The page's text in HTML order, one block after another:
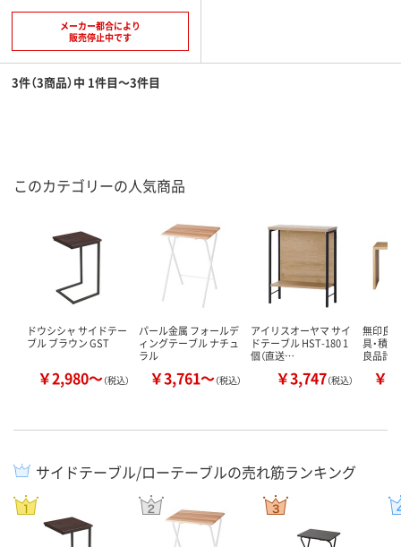
メーカー都合により
販売停止中です
3件（3商品）中 1件目～3件目
このカテゴリーの人気商品
ドウシシャ サイドテー
ブル ブラウン GST
￥2,980～（税込）
パール金属 フォールデ
ィングテーブル ナチュ
ラル
￥3,761～（税込）
アイリスオーヤマ サイ
ドテーブル HST-180 1
個（直送…
￥3,747（税込）
無印良
具・積
良品計画
￥
サイドテーブル/ローテーブルの売れ筋ランキング